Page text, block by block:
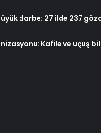
darbe: 27 ilde 237
Kafile ve uçuş